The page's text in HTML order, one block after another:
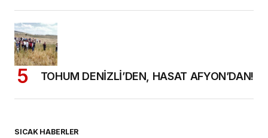
TOHUM DENİZLİ’DEN, HASAT AFYON’DAN!
SICAK HABERLER